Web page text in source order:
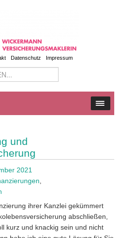
Datenschutz Impressum
und
2021
ihrer Kanzlei gekümmert
abschließen,
kurz und knackig sein und nicht